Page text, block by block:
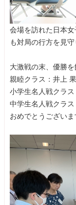
会場を訪れた日本
も対局の行方を見守
大激戦の末、優勝
親睦クラス：井上
小学生名人戦クラ
中学生名人戦クラ
おめでとうございま